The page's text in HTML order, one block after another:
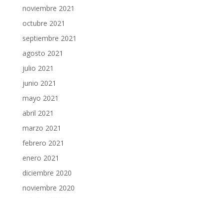
noviembre 2021
octubre 2021
septiembre 2021
agosto 2021
julio 2021
junio 2021
mayo 2021
abril 2021
marzo 2021
febrero 2021
enero 2021
diciembre 2020
noviembre 2020